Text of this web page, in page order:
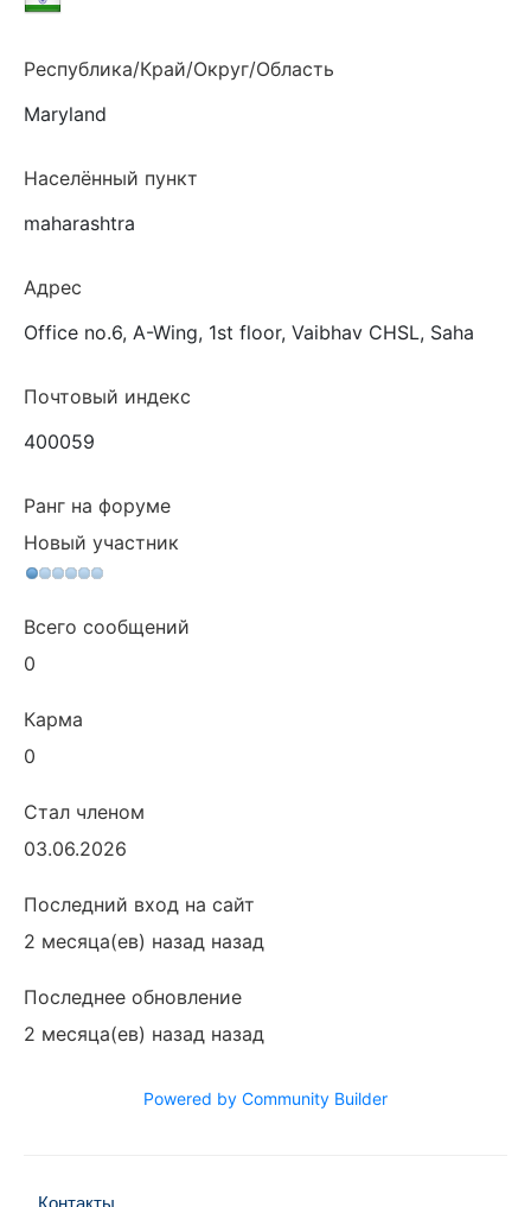
Республика/Край/Округ/Область
Maryland
Населённый пункт
maharashtra
Адрес
Office no.6, A-Wing, 1st floor, Vaibhav CHSL, Saha
Почтовый индекс
400059
Ранг на форуме
Новый участник
Всего сообщений
0
Карма
0
Стал членом
03.06.2026
Последний вход на сайт
2 месяца(ев) назад назад
Последнее обновление
2 месяца(ев) назад назад
Powered by Community Builder
Контакты